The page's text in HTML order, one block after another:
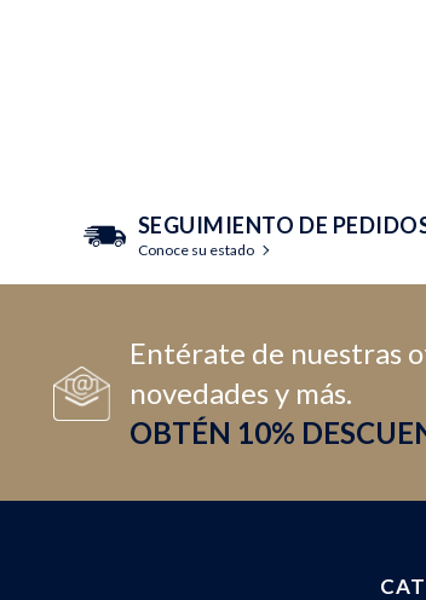
SEGUIMIENTO DE
Conoce su estado
Entérate de nuestras
novedades y más.
OBTÉN 10%